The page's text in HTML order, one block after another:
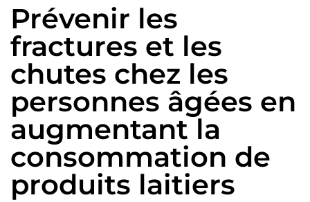
Prévenir les
fractures et les
chutes chez les
personnes âgées en
augmentant la
consommation de
produits laitiers